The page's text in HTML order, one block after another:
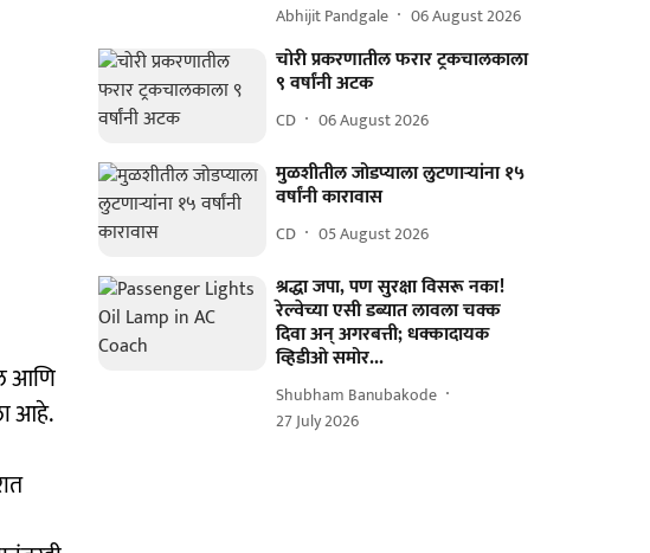
आणि
आहे.
Abhijit Pandgale 06 August 2026
चोरी प्रकरणातील फरार ट्रकचालकाला
९ वर्षांनी अटक
CD 06 August 2026
मुळशीतील जोडप्याला लुटणाऱ्यांना १५
वर्षांनी कारावास
CD 05 August 2026
श्रद्धा जपा, पण सुरक्षा विसरू नका!
रेल्वेच्या एसी डब्यात लावला चक्क
दिवा अन् अगरबत्ती; धक्कादायक
व्हिडीओ समोर...
Shubham Banubakode
27 July 2026